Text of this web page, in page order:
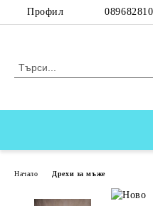
Профил
Начало Дрехи за мъже